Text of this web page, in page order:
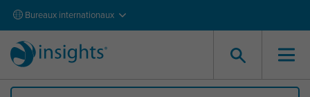
Bureaux internationaux